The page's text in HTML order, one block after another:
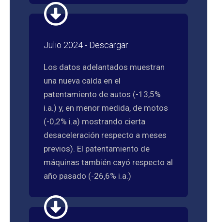
Julio 2024 - Descargar
Los datos adelantados muestran
una nueva caída en el
patentamiento de autos (-13,5%
i.a.) y, en menor medida, de motos
(-0,2% i.a) mostrando cierta
desaceleración respecto a meses
previos). El patentamiento de
máquinas también cayó respecto al
año pasado (-26,6% i.a.)